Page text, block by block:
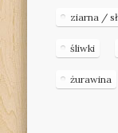
ziarna /
śliwki
żurawina